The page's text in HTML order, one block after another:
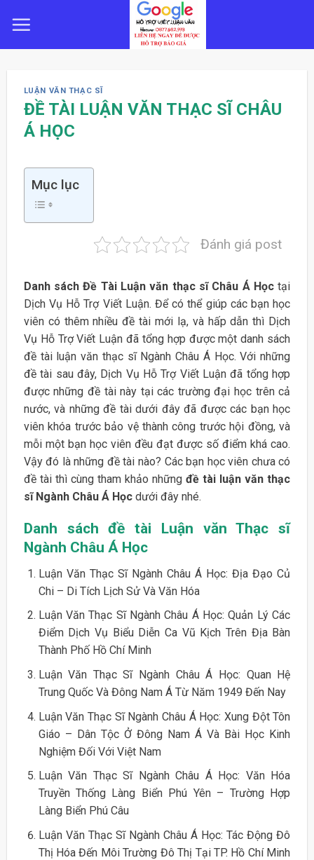
LUẬN VĂN THẠC SĨ
ĐỀ TÀI LUẬN VĂN THẠC SĨ CHÂU
Á HỌC
Mục lục
Đánh giá post
Danh sách Đề Tài Luận văn thạc sĩ Châu Á Họctại
Dịch Vụ Hỗ Trợ Viết Luận. Để có thể giúp các bạn học
viên có thêm nhiều đề tài mới lạ, và hấp dẫn thì Dịch
Vụ Hỗ Trợ Viết Luận đã tổng hợp được một danh sách
đề tài luận văn thạc sĩ Ngành Châu Á Học. Với những
đề tài sau đây, Dịch Vụ Hỗ Trợ Viết Luận đã tổng hợp
được những đề tài này tại các trường đại học trên cả
nước, và những đề tài dưới đây đã được các bạn học
viên khóa trước bảo vệ thành công trước hội đồng, và
mỗi một bạn học viên đều đạt được số điểm khá cao.
Vậy đó là những đề tài nào? Các bạn học viên chưa có
đề tài thì cùng tham khảo nhữngđề tài luận văn thạc
sĩ Ngành Châu Á Họcdưới đây nhé.
Danh sách đề tài Luận văn Thạc sĩ
Ngành Châu Á Học
Luận Văn Thạc Sĩ Ngành Châu Á Học: Địa Đạo Củ
Chi – Di Tích Lịch Sử Và Văn Hóa
Luận Văn Thạc Sĩ Ngành Châu Á Học: Quản Lý Các
Điểm Dịch Vụ Biểu Diễn Ca Vũ Kịch Trên Địa Bàn
Thành Phố Hồ Chí Minh
Luận Văn Thạc Sĩ Ngành Châu Á Học: Quan Hệ
Trung Quốc Và Đông Nam Á Từ Năm 1949 Đến Nay
Luận Văn Thạc Sĩ Ngành Châu Á Học: Xung Đột Tôn
Giáo – Dân Tộc Ở Đông Nam Á Và Bài Học Kinh
Nghiệm Đối Với Việt Nam
Luận Văn Thạc Sĩ Ngành Châu Á Học: Văn Hóa
Truyền Thống Làng Biển Phú Yên – Trường Hợp
Làng Biển Phú Câu
Luận Văn Thạc Sĩ Ngành Châu Á Học: Tác Động Đô
Thị Hóa Đến Môi Trường Đô Thị Tại TP. Hồ Chí Minh